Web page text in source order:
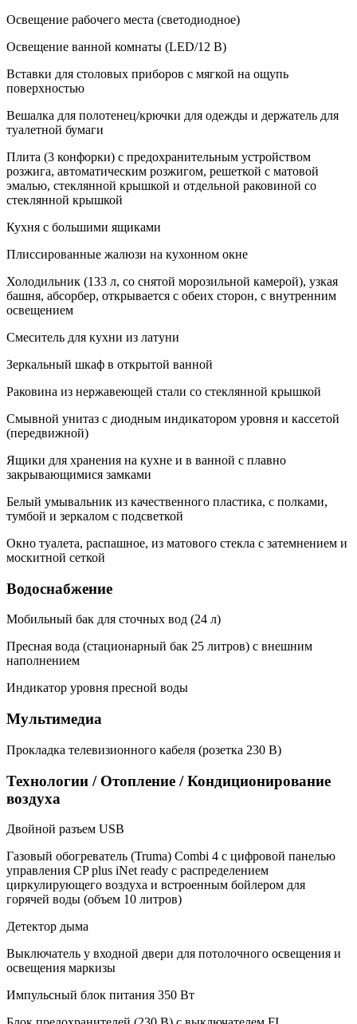
Освещение рабочего места (светодиодное)
Освещение ванной комнаты (LED/12 В)
Вставки для столовых приборов с мягкой на ощупь
поверхностью
Вешалка для полотенец/крючки для одежды и держатель для
туалетной бумаги
Плита (3 конфорки) с предохранительным устройством
розжига, автоматическим розжигом, решеткой с матовой
эмалью, стеклянной крышкой и отдельной раковиной со
стеклянной крышкой
Кухня с большими ящиками
Плиссированные жалюзи на кухонном окне
Холодильник (133 л, со снятой морозильной камерой), узкая
башня, абсорбер, открывается с обеих сторон, с внутренним
освещением
Смеситель для кухни из латуни
Зеркальный шкаф в открытой ванной
Раковина из нержавеющей стали со стеклянной крышкой
Смывной унитаз с диодным индикатором уровня и кассетой
(передвижной)
Ящики для хранения на кухне и в ванной с плавно
закрывающимися замками
Белый умывальник из качественного пластика, с полками,
тумбой и зеркалом с подсветкой
Окно туалета, распашное, из матового стекла с затемнением и
москитной сеткой
Водоснабжение
Мобильный бак для сточных вод (24 л)
Пресная вода (стационарный бак 25 литров) с внешним
наполнением
Индикатор уровня пресной воды
Мультимедиа
Прокладка телевизионного кабеля (розетка 230 В)
Технологии / Отопление / Кондиционирование
воздуха
Двойной разъем USB
Газовый обогреватель (Truma) Combi 4 с цифровой панелью
управления CP plus iNet ready с распределением
циркулирующего воздуха и встроенным бойлером для
горячей воды (объем 10 литров)
Детектор дыма
Выключатель у входной двери для потолочного освещения и
освещения маркизы
Импульсный блок питания 350 Вт